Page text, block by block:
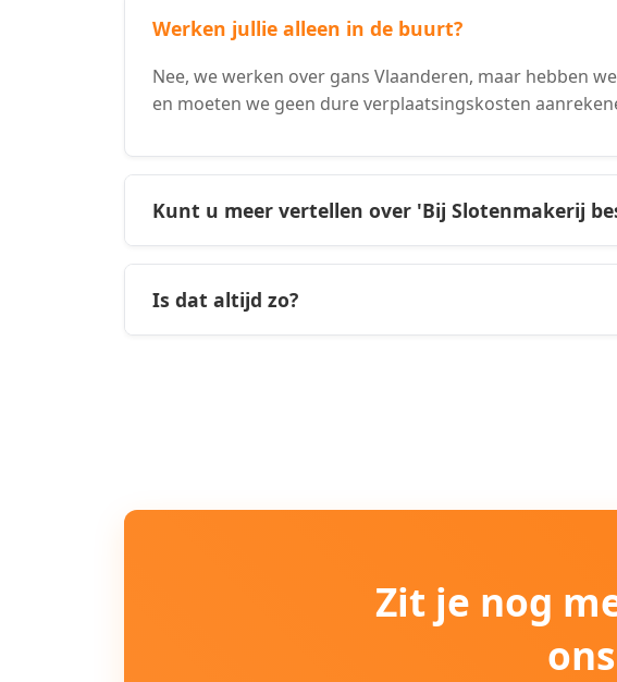
Werken jullie alleen in de buurt?
Nee, we werken over gans Vlaanderen, maar hebben
en moeten we geen dure verplaatsingskosten
Kunt u meer vertellen over 'Bij Slotenmakerij
Is dat altijd zo?
Zit je nog